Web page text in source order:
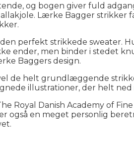
og bogen giver fuld
Lærke Bagger strikker
perfekt strikkede sweater.
ender, men binder i stedet
Baggers design.
de helt grundlæggende
illustrationer, der helt
Royal Danish Academy of
også en meget personlig